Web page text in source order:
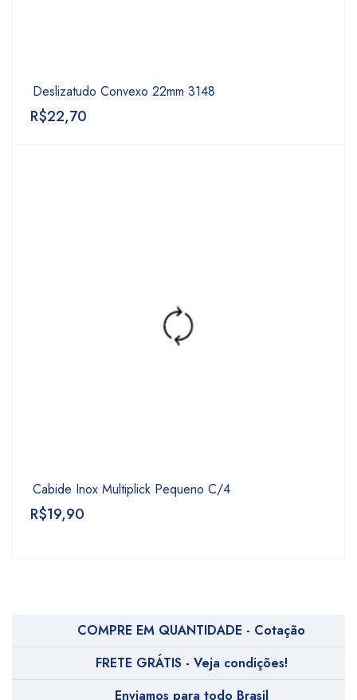
Deslizatudo Convexo 22mm 3148
R$22,70
Cabide Inox Multiplick Pequeno C/4
R$19,90
COMPRE EM QUANTIDADE - Cotação
FRETE GRÁTIS - Veja condições!
Enviamos para todo Brasil